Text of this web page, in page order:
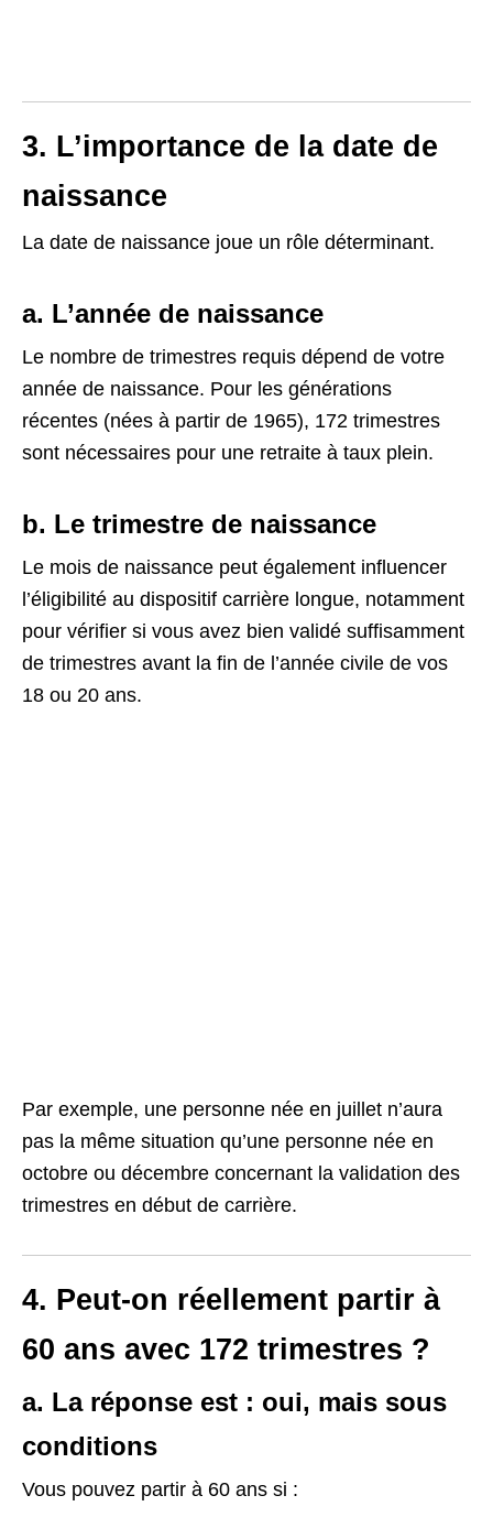
3. L’importance de la date de
naissance
La date de naissance joue un rôle déterminant.
a. L’année de naissance
Le nombre de trimestres requis dépend de votre
année de naissance. Pour les générations
récentes (nées à partir de 1965), 172 trimestres
sont nécessaires pour une retraite à taux plein.
b. Le trimestre de naissance
Le mois de naissance peut également influencer
l’éligibilité au dispositif carrière longue, notamment
pour vérifier si vous avez bien validé suffisamment
de trimestres avant la fin de l’année civile de vos
18 ou 20 ans.
Par exemple, une personne née en juillet n’aura
pas la même situation qu’une personne née en
octobre ou décembre concernant la validation des
trimestres en début de carrière.
4. Peut-on réellement partir à
60 ans avec 172 trimestres ?
a. La réponse est : oui, mais sous
conditions
Vous pouvez partir à 60 ans si :